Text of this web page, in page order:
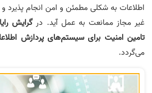
اطلاعات به شکلی مطمئن و امن انجام پذیرد
غیر مجاز ممانعت به عمل آید. درگرایش
تامین امنیت برای سیستم‌های پردازش
می‌گردد.